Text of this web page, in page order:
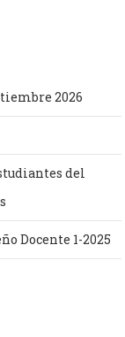
2026
del
Docente 1-2025